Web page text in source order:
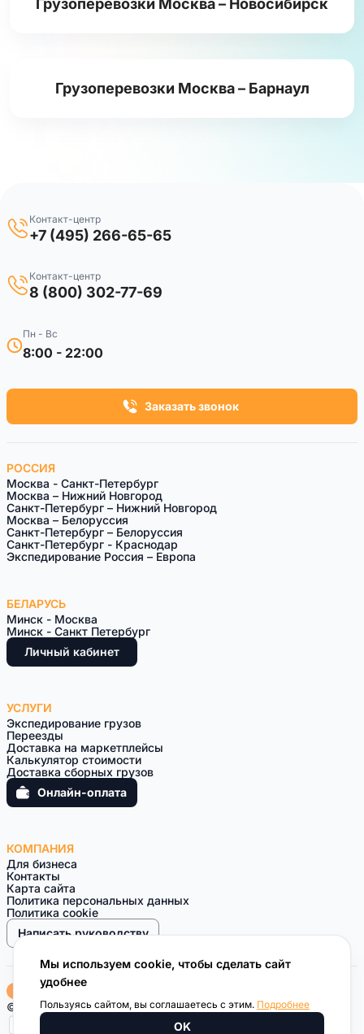
Грузоперевозки Москва – Новосибирск
Грузоперевозки Москва – Барнаул
Контакт-центр
+7 (495) 266-65-65
Контакт-центр
8 (800) 302-77-69
Пн - Вс
8:00 - 22:00
Заказать звонок
РОССИЯ
Москва - Санкт-Петербург
Москва – Нижний Новгород
Санкт-Петербург – Нижний Новгород
Москва – Белоруссия
Санкт-Петeрбург – Белоруссия
Санкт-Петербург - Краснодар
Экспедирование Россия – Европа
БЕЛАРУСЬ
Минск - Москва
Минск - Санкт Петербург
Личный кабинет
УСЛУГИ
Экспедирование грузов
Переезды
Доставка на маркетплейсы
Калькулятор стоимости
Доставка сборных грузов
Онлайн-оплата
КОМПАНИЯ
Для бизнеса
Контакты
Карта сайта
Политика персональных данных
Политика cookie
Написать руководству
© 2010 — 2026 Курьерская компания ВОЗИМ
Мы используем cookie, чтобы сделать сайт
удобнее
Пользуясь сайтом, вы соглашаетесь с этим. Подробнее
OK